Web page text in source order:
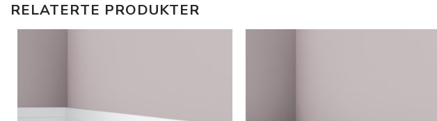
RELATERTE PRODUKTER